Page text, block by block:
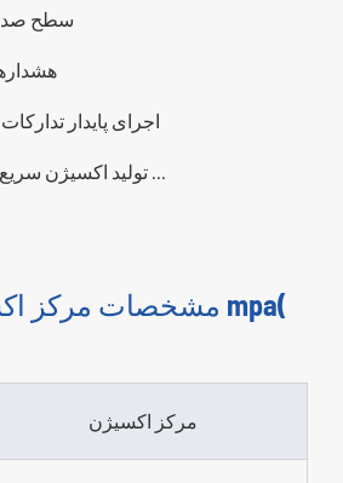
سطح
اجرای پایدار
توليد اکسيژن سريع ، تمرکز طولاني ...
مشخصات مرکز اکسیژن ۰. ۴ mpa(
مرکز اکسیژن